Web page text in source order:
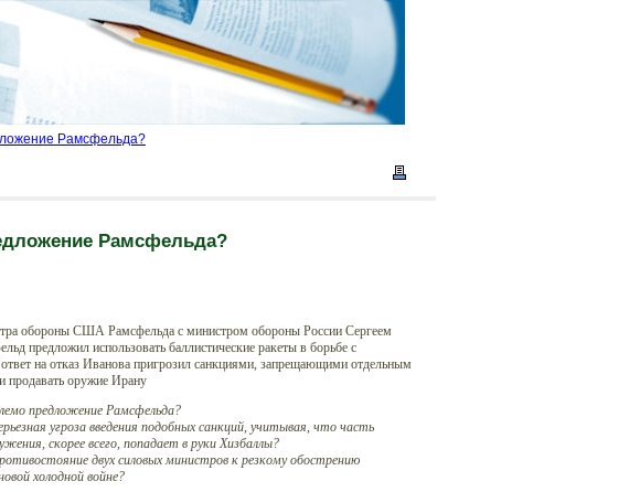
Рамсфельда?
Рамсфельда?
обороны США Рамсфельда с министром обороны России Сергеем
предложил использовать баллистические ракеты в борьбе с
на отказ Иванова пригрозил санкциями, запрещающими отдельным
продавать оружие Ирану
предложение Рамсфельда?
угроза введения подобных санкций, учитывая, что часть
скорее всего, попадает в руки Хизбаллы?
двух силовых министров к резкому обострению
холодной войне?